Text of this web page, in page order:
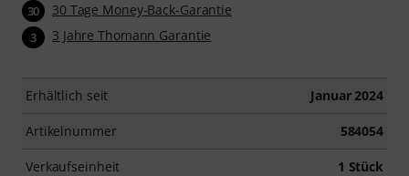
30 30 Tage Money-Back-Garantie
3 3 Jahre Thomann Garantie
Erhältlich seit Januar 2024
Artikelnummer 584054
Verkaufseinheit 1 Stück